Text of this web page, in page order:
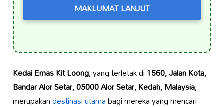
MAKLUMAT LANJUT
Kedai Emas Kit Loong, yang terletak di1560, Jalan Kota,
Bandar Alor Setar, 05000 Alor Setar, Kedah, Malaysia,
merupakandestinasi utamabagi mereka yang mencari